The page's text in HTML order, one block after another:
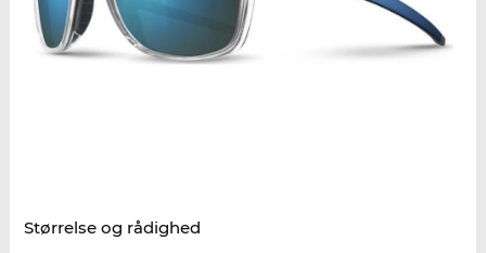
Størrelse og rådighed